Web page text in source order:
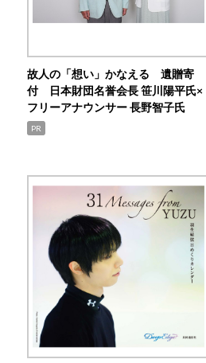
故人の「想い」かなえる 遺贈寄
付 日本財団名誉会長 笹川陽平氏×
フリーアナウンサー 長野智子氏
PR